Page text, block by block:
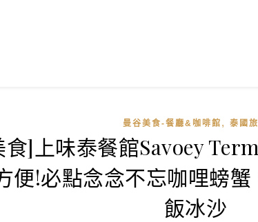
曼谷美食-餐廳&咖啡館 , 泰國
食]上味泰餐館Savoey
便!必點念念不忘咖哩螃
飯冰沙